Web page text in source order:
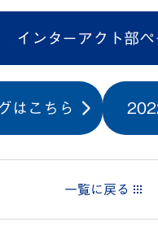
インターアクト部
はこちら
一覧に戻る